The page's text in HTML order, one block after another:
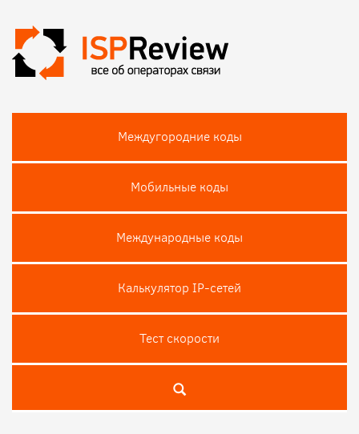
Междугородние коды
Мобильные коды
Международные коды
Калькулятор IP-сетей
Тест скороcти